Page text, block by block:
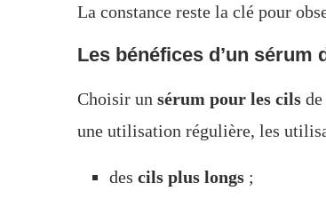
La constance reste la clé pour
Les bénéfices d’un sérum
Choisir un sérum pour les cils
une utilisation régulière, les
des cils plus longs ;